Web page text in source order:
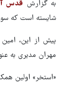
به گزارش قدس
شایسته است که
پیش از این، امین
مهران مدیری به
«استخر» اولین